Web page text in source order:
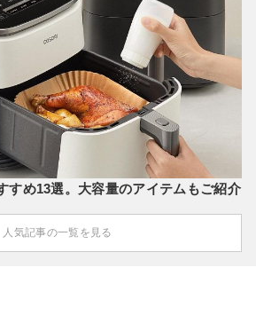
すめ13選。大容量のアイテムもご紹介
人気記事の一覧を見る